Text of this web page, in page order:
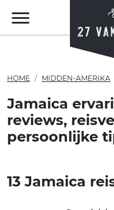
HOME MIDDEN-AMERIKA
Jamaica
reviews,
persoonlijke
13 Jamaica